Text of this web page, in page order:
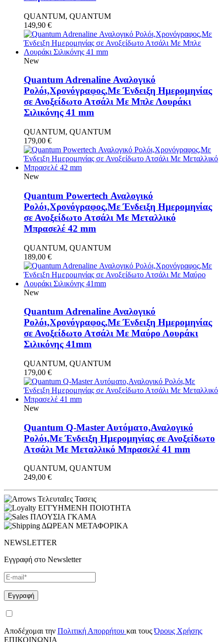
QUANTUM, QUANTUM
149,90 €
New
Quantum Adrenaline Αναλογικό
Ρολόι,Χρονόγραφος,Με Ένδειξη Ημερομηνίας
σε Ανοξείδωτο Ατσάλι Με Μπλε Λουράκι
Σιλικόνης 41 mm
QUANTUM, QUANTUM
179,00 €
New
Quantum Powertech Αναλογικό
Ρολόι,Χρονόγραφος,Με Ένδειξη Ημερομηνίας
σε Ανοξείδωτο Ατσάλι Με Μεταλλικό
Μπρασελέ 42 mm
QUANTUM, QUANTUM
189,00 €
New
Quantum Adrenaline Αναλογικό
Ρολόι,Χρονόγραφος,Με Ένδειξη Ημερομηνίας
σε Ανοξείδωτο Ατσάλι Με Μαύρο Λουράκι
Σιλικόνης 41mm
QUANTUM, QUANTUM
179,00 €
New
Quantum Q-Master Aυτόματο,Αναλογικό
Ρολόι,Με Ένδειξη Ημερομηνίας σε Ανοξείδωτο
Ατσάλι Με Μεταλλικό Μπρασελέ 41 mm
QUANTUM, QUANTUM
249,00 €
ΤελευταΙες Τασεις
ΕΓΓΥΗΜΕΝΗ ΠΟΙΟΤΗΤΑ
ΠΛΟΥΣΙΑ ΓΚΑΜΑ
ΔΩΡΕΑΝ ΜΕΤΑΦΟΡΙΚΑ
NEWSLETTER
Εγγραφή στο Newsletter
Αποδέχομαι την Πολιτική Απορρήτου και τουςΌρους Χρήσης
ΕΠΙΚΟΙΝΩΝΙΑ